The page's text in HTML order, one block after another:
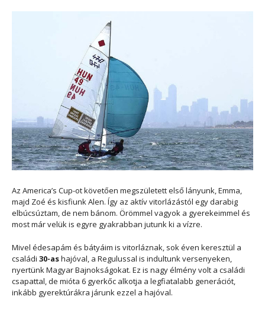
Az America’s Cup-ot követően megszületett első lányunk, Emma,
majd Zoé és kisfiunk Alen. Így az aktív vitorlázástól egy darabig
elbúcsúztam, de nem bánom. Örömmel vagyok a gyerekeimmel és
most már velük is egyre gyakrabban jutunk ki a vízre.
Mivel édesapám és bátyáim is vitorláznak, sok éven keresztül a
családi 30-ashajóval, a Regulussal is indultunk versenyeken,
nyertünk Magyar Bajnokságokat. Ez is nagy élmény volt a családi
csapattal, de mióta 6 gyerkőc alkotja a legfiatalabb generációt,
inkább gyerektúrákra járunk ezzel a hajóval.